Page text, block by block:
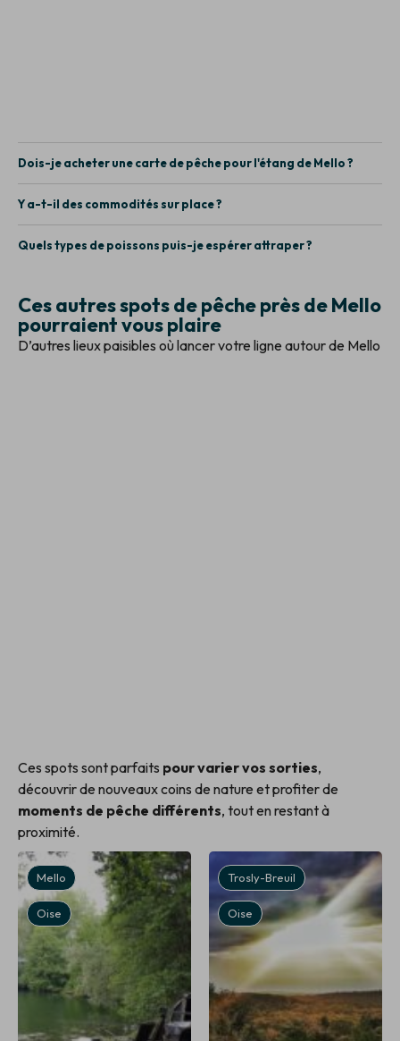
Dois-je acheter une carte de pêche pour l'étang de Mello ?
Y a-t-il des commodités sur place ?
Quels types de poissons puis-je espérer attraper ?
Ces autres spots de pêche près de Mello
pourraient vous plaire
D’autres lieux paisibles où lancer votre ligne autour de Mello
Ces spots sont parfaits pour varier vos sorties,
découvrir de nouveaux coins de nature et profiter de
moments de pêche différents, tout en restant à
proximité.
Mello
Oise
Trosly-Breuil
Oise